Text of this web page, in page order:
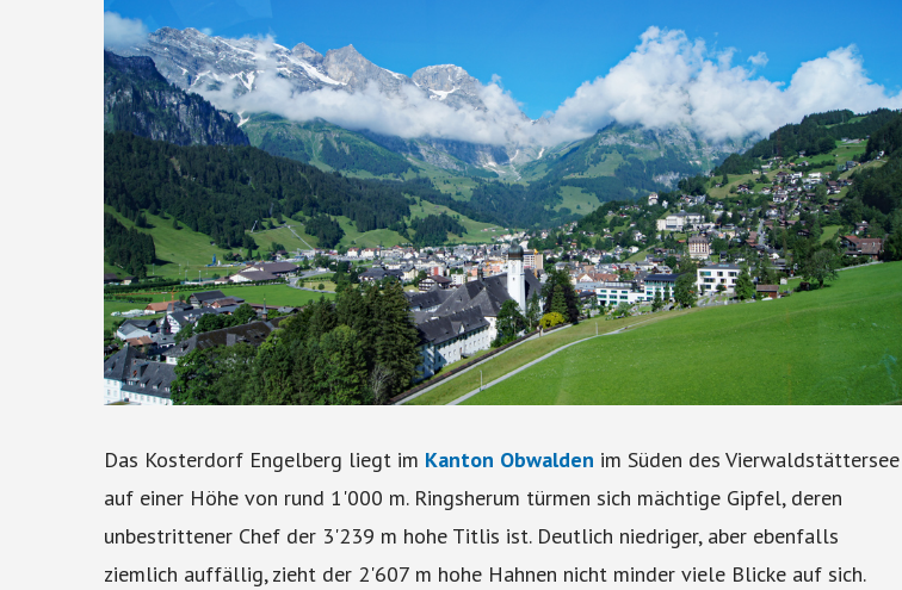
Das Kosterdorf Engelberg liegt im Kanton Obwalden im Süden des Vierwaldstättersee
auf einer Höhe von rund 1'000 m. Ringsherum türmen sich mächtige Gipfel, deren
unbestrittener Chef der 3'239 m hohe Titlis ist. Deutlich niedriger, aber ebenfalls
ziemlich auffällig, zieht der 2'607 m hohe Hahnen nicht minder viele Blicke auf sich.